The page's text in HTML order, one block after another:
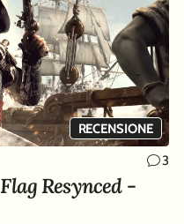
RECENSIONE
3
Resynced -